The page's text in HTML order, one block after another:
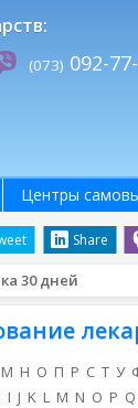
(073) 092-
Share
Центры
30 дней
М Н О П Р С Т У
I J K L M N O P Q